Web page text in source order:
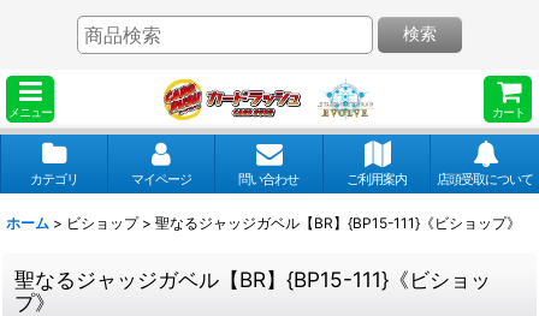
メニュー カート
検索
カテゴリ マイページ 問い合わせ ご利用案内 店頭受取について
ホーム > ビショップ > 聖なるジャッジガベル【BR】{BP15-111}《ビショップ》
聖なるジャッジガベル【BR】{BP15-111}《ビショッ
プ》